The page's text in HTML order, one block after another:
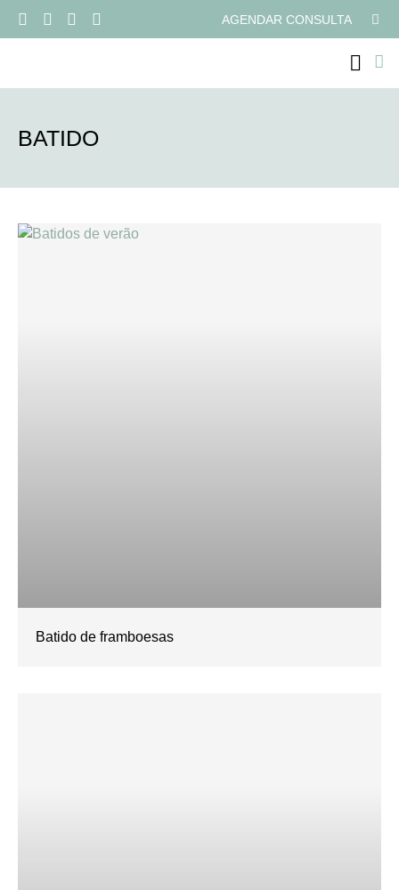
AGENDAR CONSULTA
BATIDO
Batido de framboesas